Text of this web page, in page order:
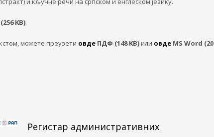
KB).
можете преузети овде ПДФ (148 KB)или овде MS Word (20
Регистар административних